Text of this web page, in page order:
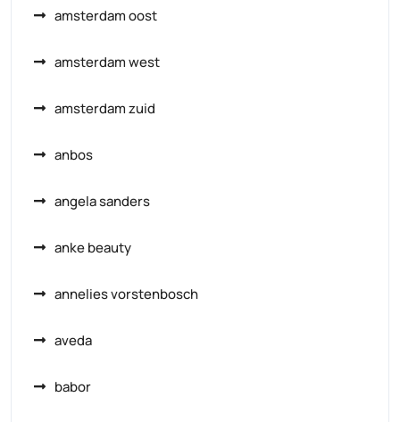
amsterdam oost
amsterdam west
amsterdam zuid
anbos
angela sanders
anke beauty
annelies vorstenbosch
aveda
babor